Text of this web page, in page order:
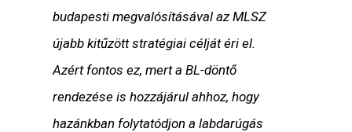
budapesti megvalósításával az MLSZ
újabb kitűzött stratégiai célját éri el.
Azért fontos ez, mert a BL-döntő
rendezése is hozzájárul ahhoz, hogy
hazánkban folytatódjon a labdarúgás